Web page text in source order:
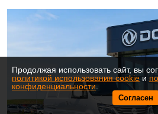
Продолжая использовать сайт, вы
политикой использования cookie и
конфиденциальности
Согласен